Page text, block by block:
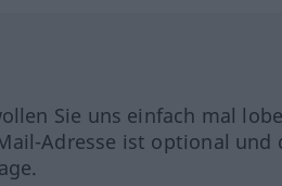
Sie uns einfach mal
Adresse ist optional und